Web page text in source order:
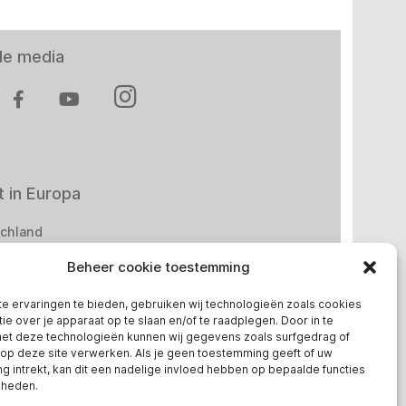
Beheer cookie toestemming
ervaringen te bieden, gebruiken wij technologieën zoals cookies
over je apparaat op te slaan en/of te raadplegen. Door in te
deze technologieën kunnen wij gegevens zoals surfgedrag of
deze site verwerken. Als je geen toestemming geeft of uw
intrekt, kan dit een nadelige invloed hebben op bepaalde functies
media
in Europa